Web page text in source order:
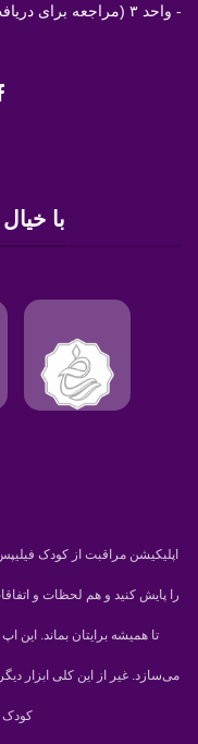
- واحد ۳ (مراجعه برای دریافت سفارش فقط با هماهنگی قبلی)
با
اپلیکیشن مراقبت از کودک
را پایش کنید و هم لحظات و
تا همیشه برایتان بماند. این
می‌سازد. غیر از این کلی ابزار
کودک